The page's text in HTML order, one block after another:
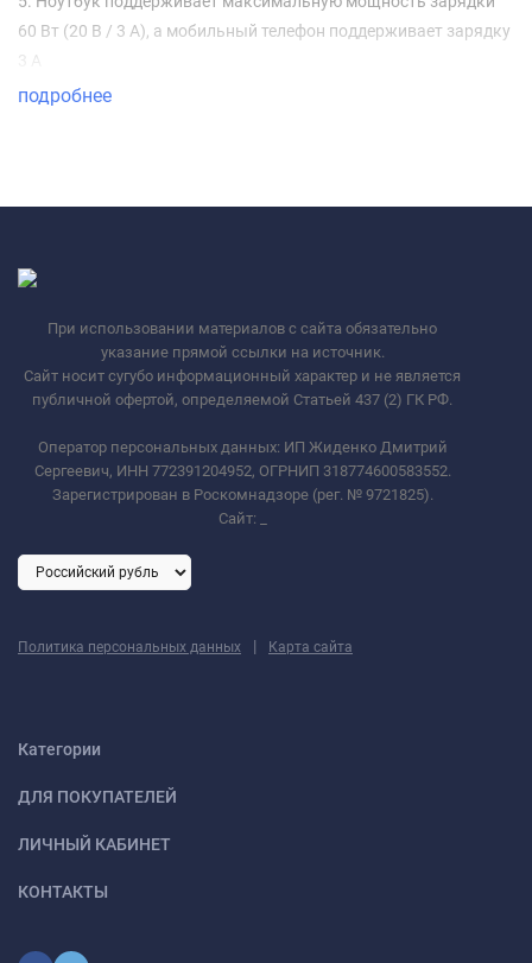
60 Вт (20 В / 3 А), а мобильный телефон поддерживает зарядку
3 А
подробнее
При использовании материалов с сайта обязательно
указание прямой ссылки на источник.
Сайт носит сугубо информационный характер и не является
публичной офертой, определяемой Статьей 437 (2) ГК РФ.
Оператор персональных данных: ИП Жиденко Дмитрий
Сергеевич, ИНН 772391204952, ОГРНИП 318774600583552.
Зарегистрирован в Роскомнадзоре (рег. № 9721825).
Сайт:
Политика персональных данных | Карта сайта
Категории
ДЛЯ ПОКУПАТЕЛЕЙ
ЛИЧНЫЙ КАБИНЕТ
КОНТАКТЫ